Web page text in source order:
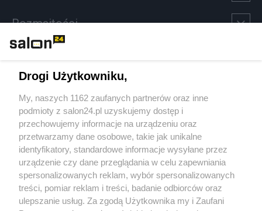
Rozmaitości
Sport
Społeczeństwo
Kultura
X Facebook Instagram Youtube
Drogi Użytkowniku,
My, naszych 1162 zaufanych partnerów oraz inne
podmioty z salon24.pl uzyskujemy dostęp i
przechowujemy informacje na urządzeniu oraz
przetwarzamy dane osobowe, takie jak unikalne
identyfikatory, standardowe informacje wysyłane przez
urządzenie czy dane przeglądania w celu zapewniania
spersonalizowanych reklam, wybór spersonalizowanych
treści, pomiar reklam i treści, badanie odbiorców oraz
ulepszanie usług. Za zgodą Użytkownika my i Zaufani